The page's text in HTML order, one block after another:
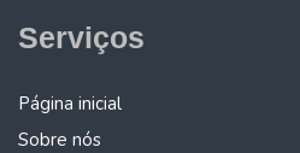
Serviços
Página inicial
Sobre nós